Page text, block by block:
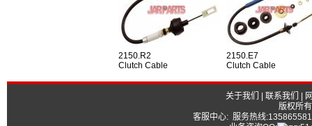
2150.R2
Clutch Cable
2150.E7
Clutch Cable
关于我们 联系我们
版权所
客服中心: 服务热线